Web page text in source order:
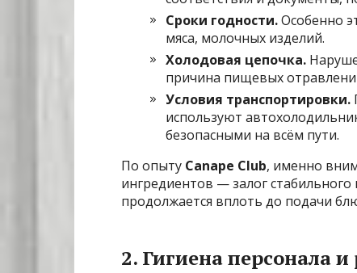
Сроки годности.Особенно
мяса, молочных изделий.
Холодовая цепочка.
причина пищевых
Условия транспортировки.
используют
безопасными на всём пути.
По опыту Canape Club, именно
ингредиентов — залог
продолжается вплоть до подачи
2. Гигиена персонала